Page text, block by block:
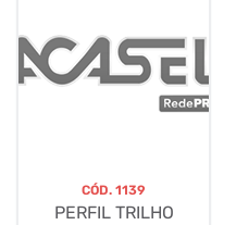
CÓD. 1139
PERFIL TRILHO